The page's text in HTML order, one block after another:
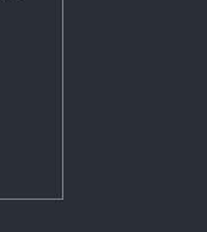
nouvel onglet